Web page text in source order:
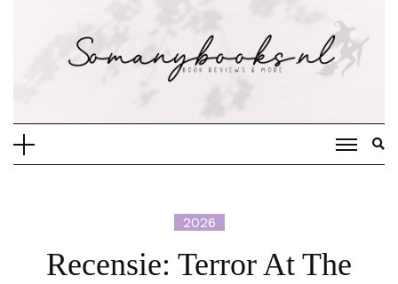
2026
Recensie: Terror At The